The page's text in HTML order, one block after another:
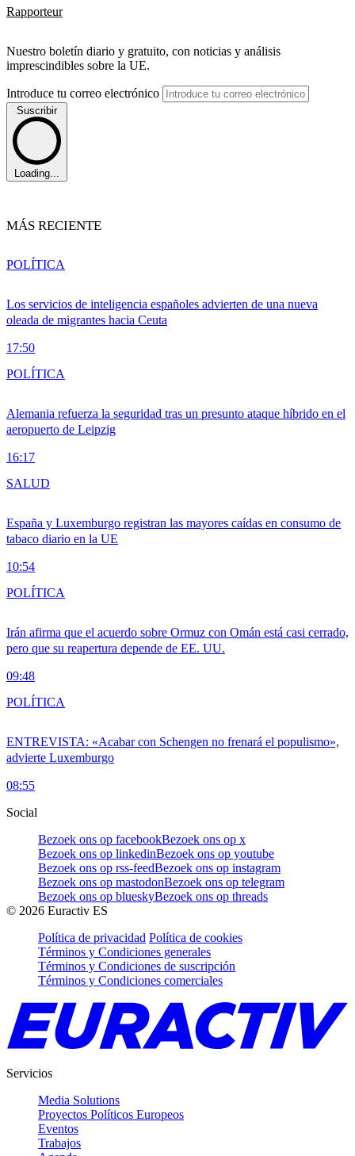
Rapporteur
Nuestro boletín diario y gratuito, con noticias y análisis
imprescindibles sobre la UE.
Introduce tu correo electrónico
Suscribir
Loading...
MÁS RECIENTE
Los servicios de inteligencia españoles advierten de una nueva
oleada de migrantes hacia Ceuta
17:50
POLÍTICA
Alemania refuerza la seguridad tras un presunto ataque híbrido en el
aeropuerto de Leipzig
16:17
POLÍTICA
España y Luxemburgo registran las mayores caídas en consumo de
tabaco diario en la UE
10:54
SALUD
Irán afirma que el acuerdo sobre Ormuz con Omán está casi cerrado,
pero que su reapertura depende de EE. UU.
09:48
POLÍTICA
ENTREVISTA: «Acabar con Schengen no frenará el populismo»,
advierte Luxemburgo
08:55
POLÍTICA
Social
Bezoek ons op facebookBezoek ons op x
Bezoek ons op linkedinBezoek ons op youtube
Bezoek ons op rss-feedBezoek ons op instagram
Bezoek ons op mastodonBezoek ons op telegram
Bezoek ons op blueskyBezoek ons op threads
© 2026 Euractiv ES
Política de privacidad Política de cookies
Términos y Condiciones generales
Términos y Condiciones de suscripción
Términos y Condiciones comerciales
Servicios
Media Solutions
Proyectos Políticos Europeos
Eventos
Trabajos